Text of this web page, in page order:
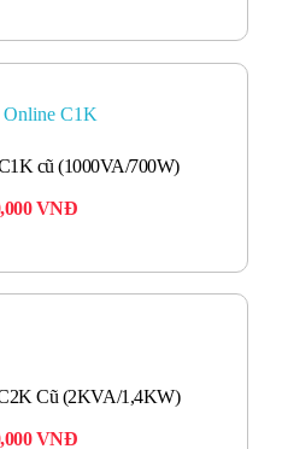
cũ (1000VA/700W)
VNĐ
Cũ (2KVA/1,4KW)
VNĐ